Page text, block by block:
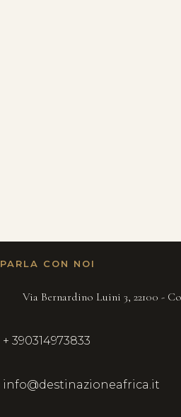
PARLA CON NOI
Via Bernardino Luini 3, 22100 -
+ 390314973833
info@destinazioneafrica.it